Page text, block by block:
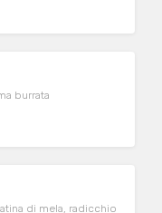
burrata
di mela, radicchio